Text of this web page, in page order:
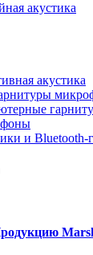
акустика
акустика
и Bluetooth-